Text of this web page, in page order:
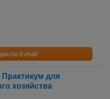
по E-mail
Практикум для
хозяйства